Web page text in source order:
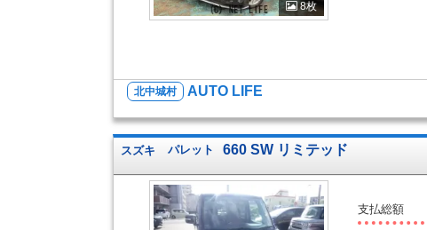
8枚
北中城村 AUTO LIFE
スズキ パレット 660 SW リミテッド
支払総額